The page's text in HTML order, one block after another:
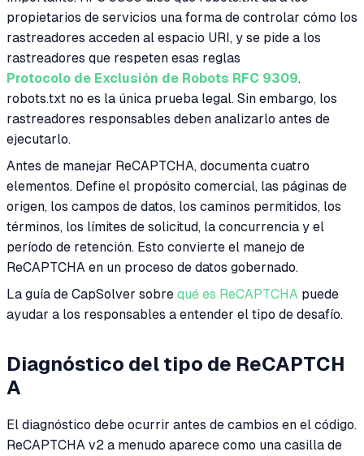
propietarios de servicios una forma de controlar cómo los
rastreadores acceden al espacio URI, y se pide a los
rastreadores que respeten esas reglas
Protocolo de Exclusión de Robots RFC 9309.
robots.txt no es la única prueba legal. Sin embargo, los
rastreadores responsables deben analizarlo antes de
ejecutarlo.
Antes de manejar ReCAPTCHA, documenta cuatro
elementos. Define el propósito comercial, las páginas de
origen, los campos de datos, los caminos permitidos, los
términos, los límites de solicitud, la concurrencia y el
período de retención. Esto convierte el manejo de
ReCAPTCHA en un proceso de datos gobernado.
La guía de CapSolver sobre qué es ReCAPTCHA puede
ayudar a los responsables a entender el tipo de desafío.
Diagnóstico del tipo de ReCAPTCH
A
El diagnóstico debe ocurrir antes de cambios en el código.
ReCAPTCHA v2 a menudo aparece como una casilla de